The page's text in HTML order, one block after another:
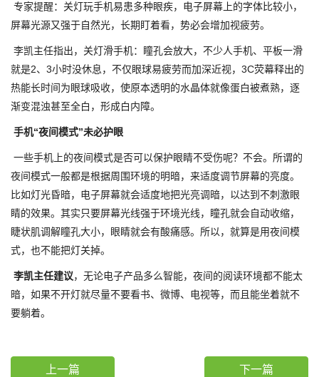
专家提醒：关灯玩手机易患多种眼疾，电子屏幕上的字体比较小，
屏幕光源又强于自然光，长期盯着看，势必会增加视疲劳。
李凯主任指出，关灯滑手机：瞳孔会放大，不少人手机、平板一滑
就是2、3小时没休息，不仅眼球易疲劳而加深近视，3C荧幕释出的
热能长时间为眼球吸收，使原本透明的水晶体就像蛋白被煮熟，逐
渐变混浊甚至全白，形成白内障。
手机“夜间模式”未必护眼
一些手机上的夜间模式是否可以保护眼睛不受伤呢？不会。所谓的
夜间模式一般都是根据周围环境的明暗，来适度调节屏幕的亮度。
比如灯光昏暗，电子屏幕就会适度地把光亮调暗，以达到不刺激眼
睛的效果。其实只要屏幕光线强于环境光线，瞳孔就会自动收缩，
睫状肌调解瞳孔大小，眼睛就会有酸痛感。所以，就算是用夜间模
式，也不能把灯关掉。
李凯主任建议，无论电子产品多么智能，夜间的阅读环境都不能太
暗，如果不开灯就尽量不要看书、微博、电视等，而且能坐着就不
要躺着。
上一篇 下一篇